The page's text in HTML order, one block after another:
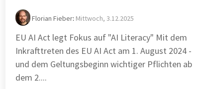
Florian Fieber: Mittwoch, 3.12.2025
EU AI Act legt Fokus auf "AI Literacy" Mit dem
Inkrafttreten des EU AI Act am 1. August 2024 -
und dem Geltungsbeginn wichtiger Pflichten ab
dem 2....